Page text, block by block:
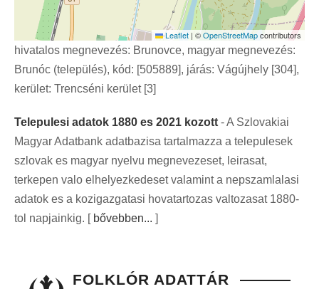
Leaflet | ©OpenStreetMapcontributors
hivatalos megnevezés: Brunovce, magyar megnevezés:
Brunóc (település), kód: [505889], járás: Vágújhely [304],
kerület: Trencséni kerület [3]
Telepulesi adatok 1880 es 2021 kozott - A Szlovakiai
Magyar Adatbank adatbazisa tartalmazza a telepulesek
szlovak es magyar nyelvu megnevezeset, leirasat,
terkepen valo elhelyezkedeset valamint a nepszamlalasi
adatok es a kozigazgatasi hovatartozas valtozasat 1880-
tol napjainkig. [ bővebben... ]
FOLKLÓR ADATTÁR